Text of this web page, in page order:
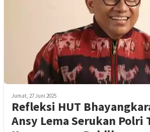
Jumat, 27 Juni 2025
Refleksi HUT
Ansy Lema Serukan